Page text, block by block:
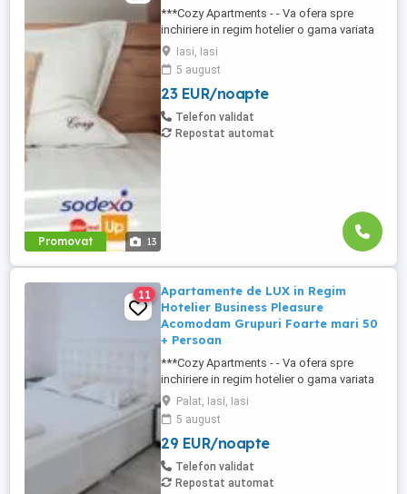
Promovat 13
***Cozy Apartments - - Va ofera spre
inchiriere in regim hotelier o gama variata
de apartamente si garsoniere situate in
puncte cheie ale orasului doar in
complexe rezidentiale noi: *Zona Palas
Mall - Centru - Complex Lazar Residence;
*Zona Palas Mall - Centru Complex Q
Residence; *Zona Palas Mall - ...
Iasi, Iasi
5 august
23 EUR/noapte
Telefon validat
Repostat automat
11
Apartamente de LUX in Regim
Hotelier Business Pleasure
Acomodam Grupuri Foarte mari 50
+ Persoan
***Cozy Apartments - - Va ofera spre
inchiriere in regim hotelier o gama variata
de apartamente si garsoniere situate in
puncte cheie ale orasului doar in
complexe rezidentiale noi: *Zona Palas
Mall - Centru - Complex Lazar Residence;
*Zona Palas Mall - Centru Complex Q
Residence; *Zona Palas Mall - ...
Palat, Iasi, Iasi
5 august
29 EUR/noapte
Telefon validat
Repostat automat